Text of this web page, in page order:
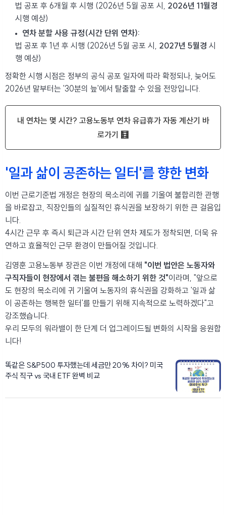
법 공포 후 6개월 후 시행 (2026년 5월 공포 시, 2026년 11월경
시행 예상)
연차 분할 사용 규정(시간 단위 연차):
법 공포 후 1년 후 시행 (2026년 5월 공포 시, 2027년 5월경 시
행 예상)
정확한 시행 시점은 정부의 공식 공포 일자에 따라 확정되나, 늦어도
2026년 말부터는 '30분의 늪'에서 탈출할 수 있을 전망입니다.
내 연차는 몇 시간? 고용노동부 연차 유급휴가 자동 계산기 바
로가기 🧮
'일과 삶이 공존하는 일터'를 향한 변화
이번 근로기준법 개정은 현장의 목소리에 귀를 기울여 불합리한 관행
을 바로잡고, 직장인들의 실질적인 휴식권을 보장하기 위한 큰 걸음입
니다.
4시간 근무 후 즉시 퇴근과 시간 단위 연차 제도가 정착되면, 더욱 유
연하고 효율적인 근무 환경이 만들어질 것입니다.
김영훈 고용노동부 장관은 이번 개정에 대해 "이번 법안은 노동자와
구직자들이 현장에서 겪는 불편을 해소하기 위한 것"이라며, "앞으로
도 현장의 목소리에 귀 기울여 노동자의 휴식권을 강화하고 '일과 삶
이 공존하는 행복한 일터'를 만들기 위해 지속적으로 노력하겠다"고
강조했습니다.
우리 모두의 워라밸이 한 단계 더 업그레이드될 변화의 시작을 응원합
니다!
똑같은 S&P500 투자했는데 세금만 20% 차이? 미국
주식 직구 vs 국내 ETF 완벽 비교